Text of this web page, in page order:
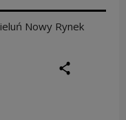
Nowy Rynek